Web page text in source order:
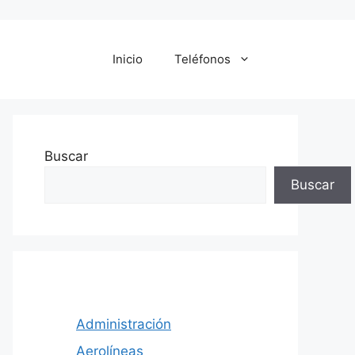
Inicio Teléfonos
Buscar
Buscar
Administración
Aerolíneas